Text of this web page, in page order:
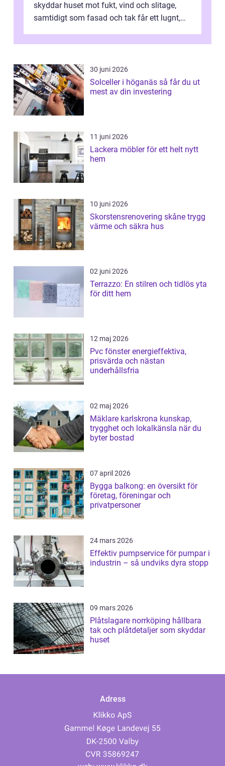
skyddar huset mot fukt, vind och slitage,
samtidigt som fasad och tak får ett lugnt,
30 juni 2026
Solceller i höganäs så får du ut
mest av din investering
11 juni 2026
Lackera möbler för ett helt nytt
hem
10 juni 2026
Skorstensrenovering skåne trygg
värme och säkra hus
02 juni 2026
Terrazzo: En stilren och tidlös yta
för ditt hem
12 maj 2026
Pvc fönster energieffektiva,
prisvärda och nästan
underhållsfria
02 maj 2026
Mäklare karlskrona kunskap,
trygghet och lokalkänsla när du
byter bostad
07 april 2026
Bygga balkong: en översikt för
företag, föreningar och
privatpersoner
24 mars 2026
Effektiv pumpservice för pumpar i
industrin – så undviks dyra stopp
09 mars 2026
Plåtslagare norrköping hållbara
tak och plåtdetaljer som skyddar
huset
Adress